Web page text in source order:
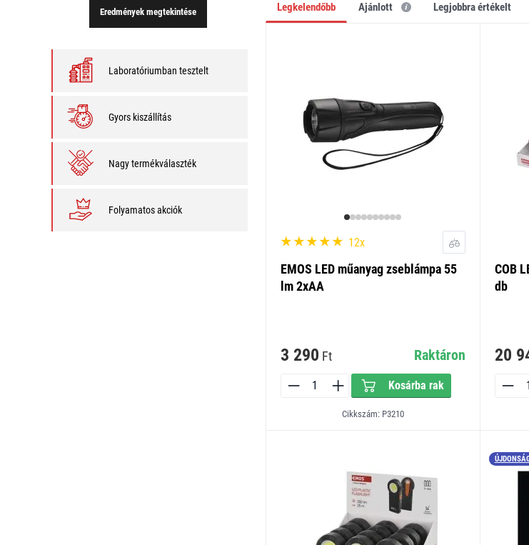
Eredmények megtekintése
Laboratóriumban tesztelt
Gyors kiszállítás
Nagy termékválaszték
Folyamatos akciók
Legkelendőbb Ajánlott legjobbra értékelt
12x
EMOS LED műanyag zseblámpa 55
lm 2xAA
3 290 Ft Raktáron
Kosárba rak
Cikkszám: P3210
COB
db
20